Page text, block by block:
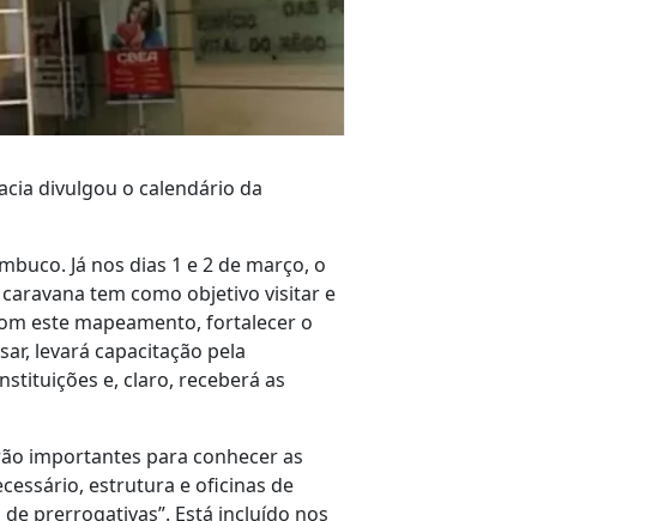
divulgou o calendário da
Já nos dias 1 e 2 de março, o
tem como objetivo visitar e
este mapeamento, fortalecer o
levará capacitação pela
e, claro, receberá as
importantes para conhecer as
estrutura e oficinas de
prerrogativas”. Está incluído nos